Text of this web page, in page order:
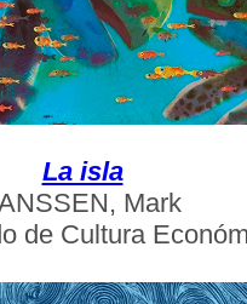
La isla
Mark
de Cultura